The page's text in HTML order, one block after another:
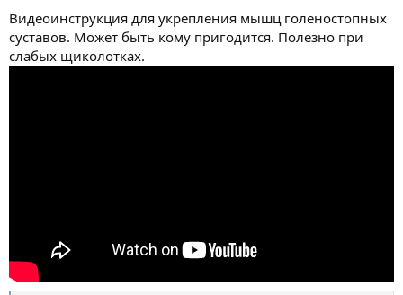
Видеоинструкция для укрепления мышц голеностопных
суставов. Может быть кому пригодится. Полезно при
слабых щиколотках.